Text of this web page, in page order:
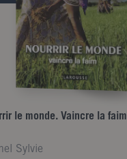
le monde. Vaincre la faim
Sylvie